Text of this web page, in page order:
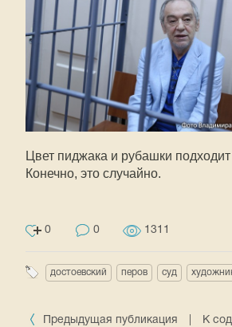
Цвет пиджака и рубашки подходит
Конечно, это случайно.
0 0 1311
достоевский перов суд
Предыдущая публикация
К